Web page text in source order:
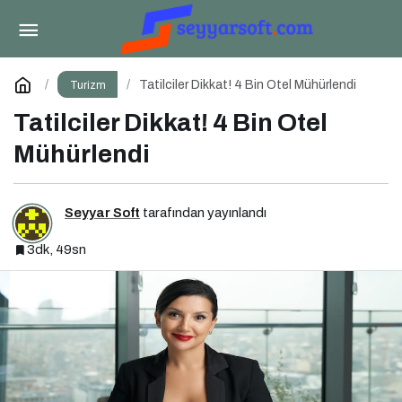
Turizm Tatilciler Dikkat! 4 Bin Otel Mühürlendi
Tatilciler Dikkat! 4 Bin Otel
Mühürlendi
Seyyar Soft tarafından yayınlandı
3dk, 49sn
Popüler Yurt İçi Tatil Rotaları
Yorum Yap